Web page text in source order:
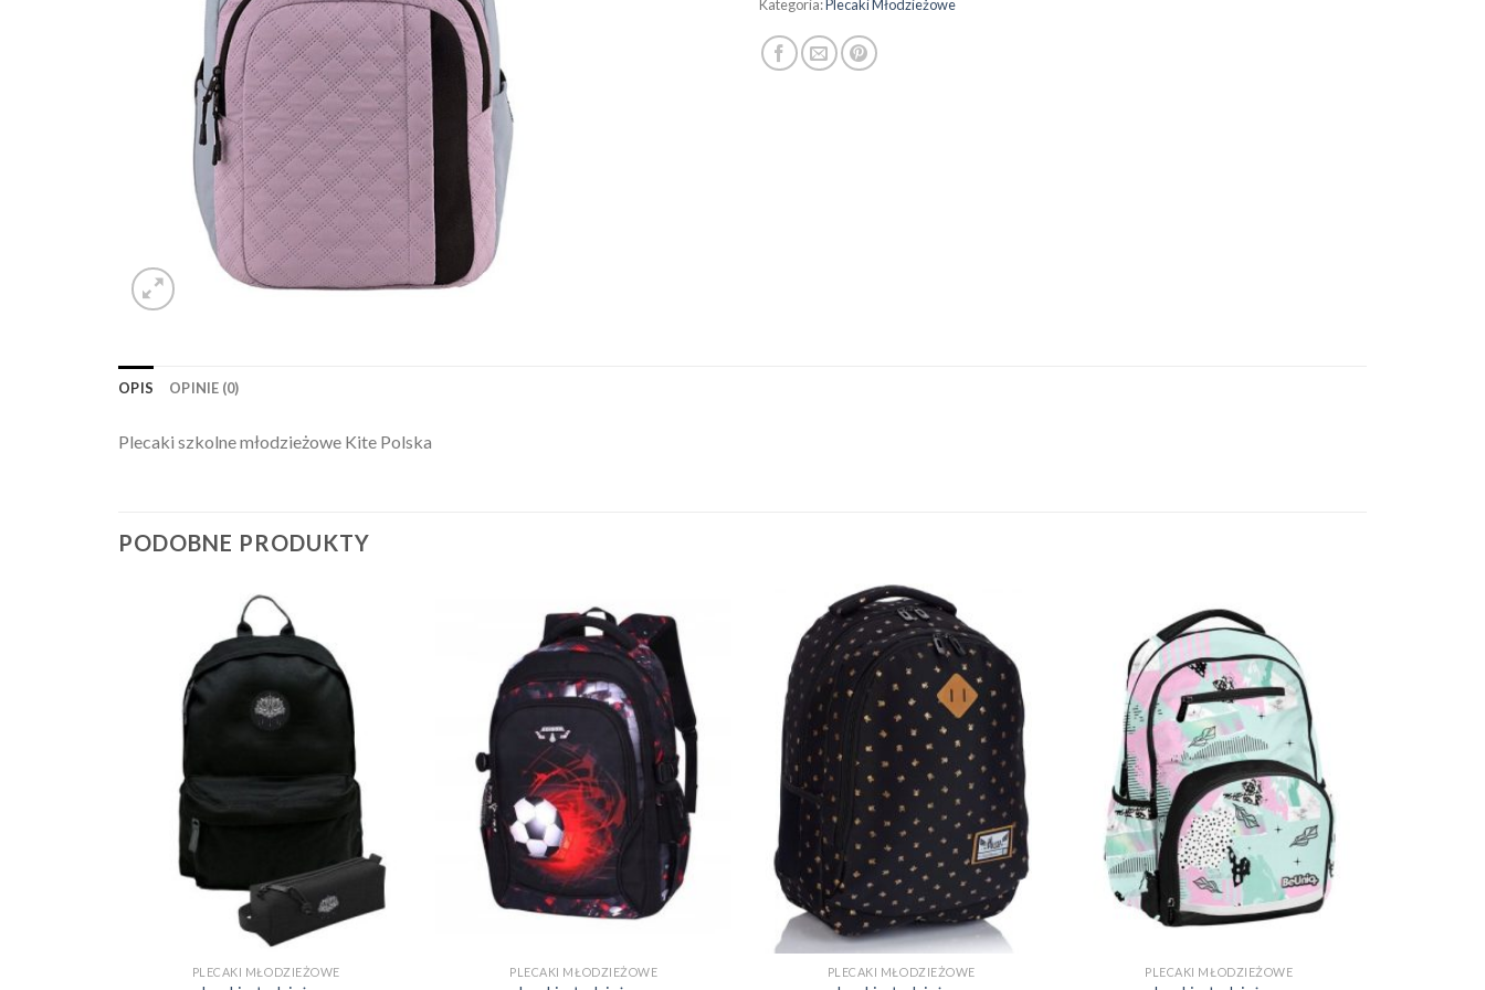
Kategoria:Plecaki Młodzieżowe
OPIS OPINIE (0)
Plecaki szkolne młodzieżowe Kite Polska
PODOBNE PRODUKTY
PLECAKI MŁODZIEŻOWE PLECAKI MŁODZIEŻOWE PLECAKI MŁODZIEŻOWE PLECAKI MŁODZIEŻOWE